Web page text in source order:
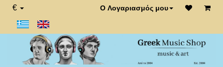
€ Ο Λογαριασμός μου